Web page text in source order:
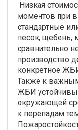
Низкая
моментов при
стандартные
песок, щебень,
сравнительно
производство
конкретное
Также к важным
ЖБИ устойчивы
окружающей
к перепадам